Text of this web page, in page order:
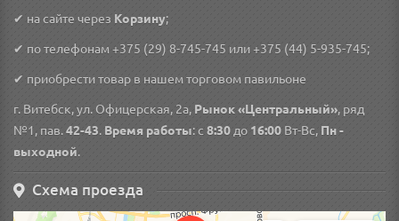
✔ на сайте через Корзину;
✔ по телефонам +375 (29) 8-745-745 или +375 (44) 5-935-745;
✔ приобрести товар в нашем торговом павильоне
г. Витебск, ул. Офицерская, 2а, Рынок «Центральный», ряд
№1, пав.42-43. Время работы: с 8:30 до 16:00 Вт-Вс, Пн -
выходной.
Схема проезда